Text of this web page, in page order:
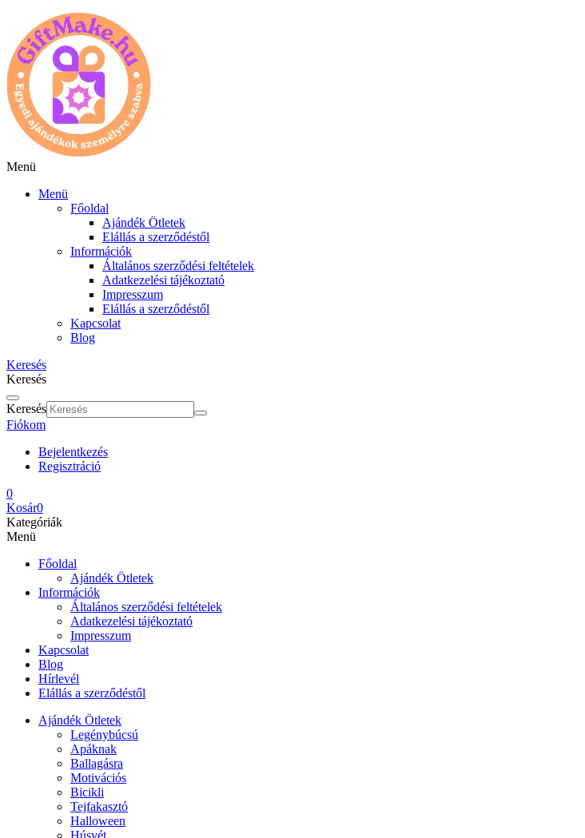
Menü
Menü
Főoldal
Ajándék Ötletek
Elállás a szerződéstől
Információk
Általános szerződési feltételek
Adatkezelési tájékoztató
Impresszum
Elállás a szerződéstől
Kapcsolat
Blog
Keresés
Keresés
Keresés
Fiókom
Bejelentkezés
Regisztráció
0
Kosár0
Kategóriák
Menü
Főoldal
Ajándék Ötletek
Információk
Általános szerződési feltételek
Adatkezelési tájékoztató
Impresszum
Kapcsolat
Blog
Hírlevél
Elállás a szerződéstől
Ajándék Ötletek
Legénybúcsú
Apáknak
Ballagásra
Motivációs
Bicikli
Tejfakasztó
Halloween
Húsvét